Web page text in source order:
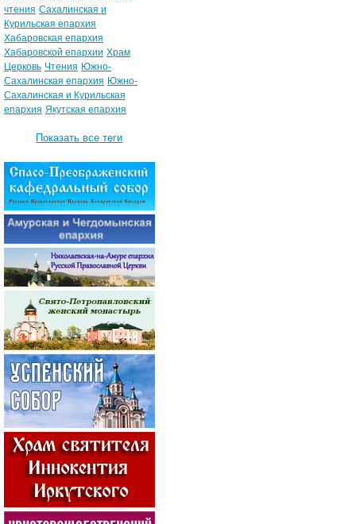
чтения Сахалинская и
Курильская епархия
Хабаровская епархия
Хабаровской епархии Храм
Церковь Чтения Южно-
Сахалинская епархия Южно-
Сахалинская и Курильская
епархия Якутская епархия
Показать все теги